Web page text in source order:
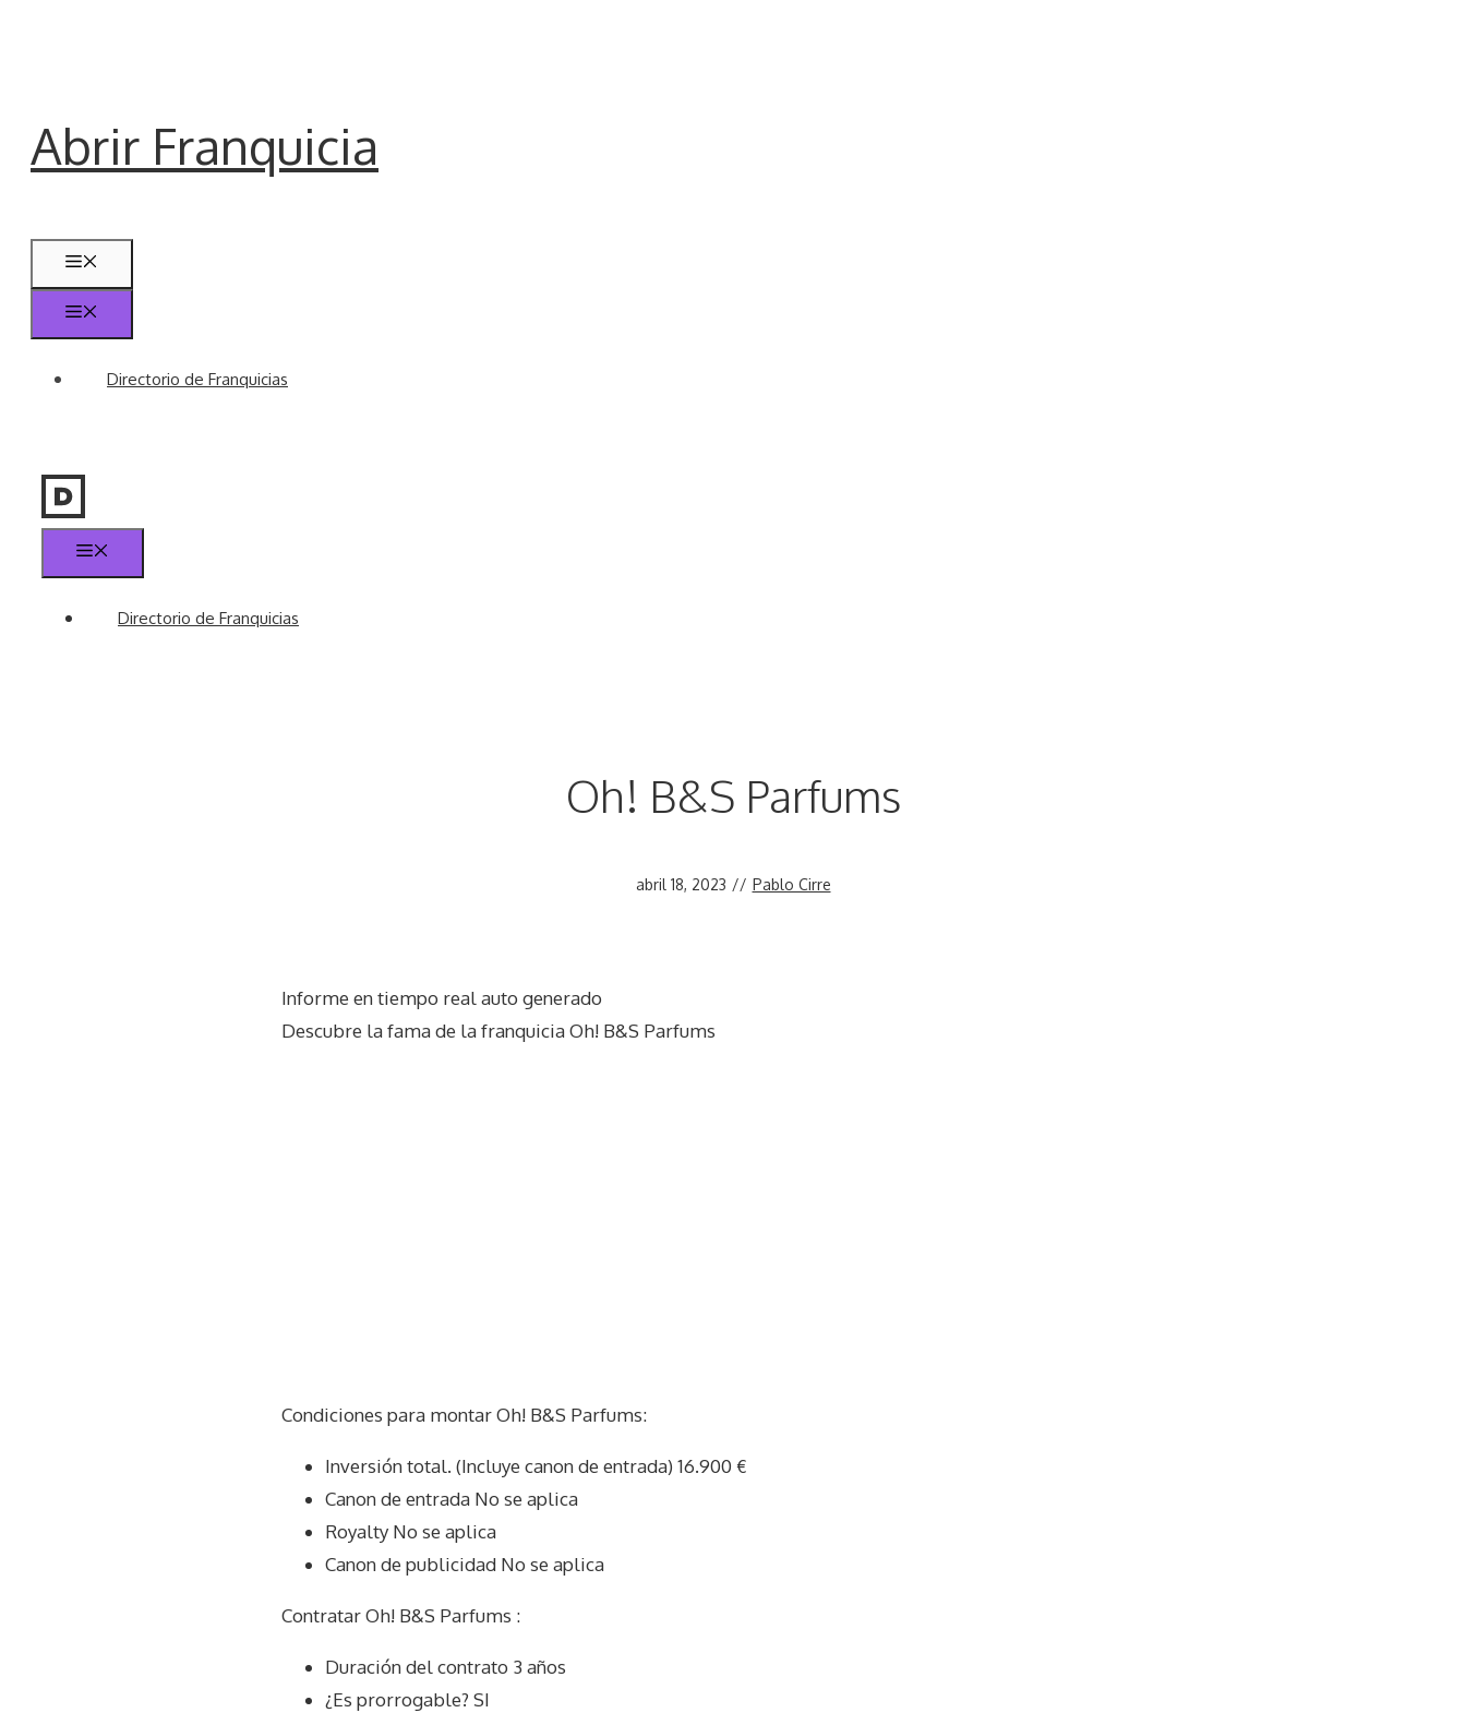
Abrir Franquicia
Directorio de Franquicias
Directorio de Franquicias
Oh! B&S Parfums
abril 18, 2023 // Pablo Cirre
Informe en tiempo real auto generado
Descubre la fama de la franquicia Oh! B&S Parfums
Condiciones para montar Oh! B&S Parfums:
Inversión total. (Incluye canon de entrada) 16.900 €
Canon de entrada No se aplica
Royalty No se aplica
Canon de publicidad No se aplica
Contratar Oh! B&S Parfums :
Duración del contrato 3 años
¿Es prorrogable? SI